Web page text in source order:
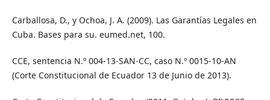
Carballosa, D., y Ochoa, J. A. (2009). Las Garantías Legales en
Cuba. Bases para su. eumed.net, 100.
CCE, sentencia N.º 004-13-SAN-CC, caso N.º 0015-10-AN
(Corte Constitucional de Ecuador 13 de Junio de 2013).